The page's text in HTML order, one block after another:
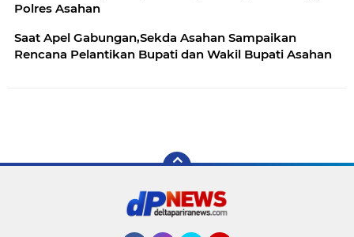
Polres Asahan
Saat Apel Gabungan,Sekda Asahan Sampaikan
Rencana Pelantikan Bupati dan Wakil Bupati Asahan